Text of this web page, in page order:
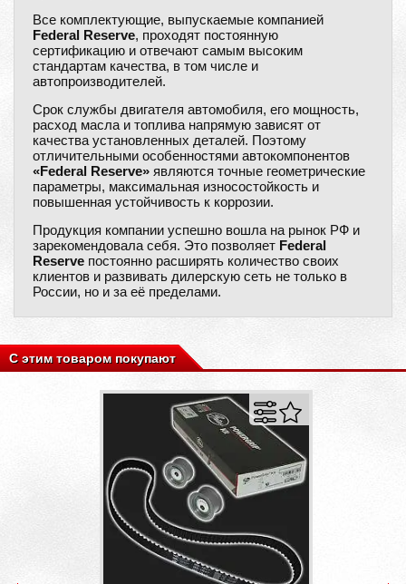
Все комплектующие, выпускаемые компанией
Federal Reserve, проходят постоянную
сертификацию и отвечают самым высоким
стандартам качества, в том числе и
автопроизводителей.
Срок службы двигателя автомобиля, его мощность,
расход масла и топлива напрямую зависят от
качества установленных деталей. Поэтому
отличительными особенностями автокомпонентов
«Federal Reserve» являются точные геометрические
параметры, максимальная износостойкость и
повышенная устойчивость к коррозии.
Продукция компании успешно вошла на рынок РФ и
зарекомендовала себя. Это позволяет Federal
Reserve постоянно расширять количество своих
клиентов и развивать дилерскую сеть не только в
России, но и за её пределами.
С этим товаром покупают